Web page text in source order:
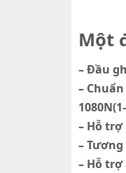
Một
– Đầu
–
– Hỗ trợ
–
– Hỗ